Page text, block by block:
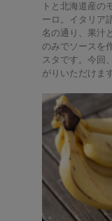
トと北海道産の
ーロ。イタリア
名の通り、果汁
のみでソースを
スタです。今回
がりいただけます